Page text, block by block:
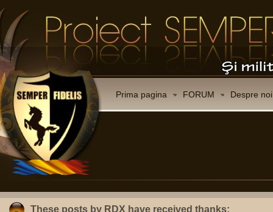
Prima pagina FORUM Despre noi
These posts by RDX have received thanks: